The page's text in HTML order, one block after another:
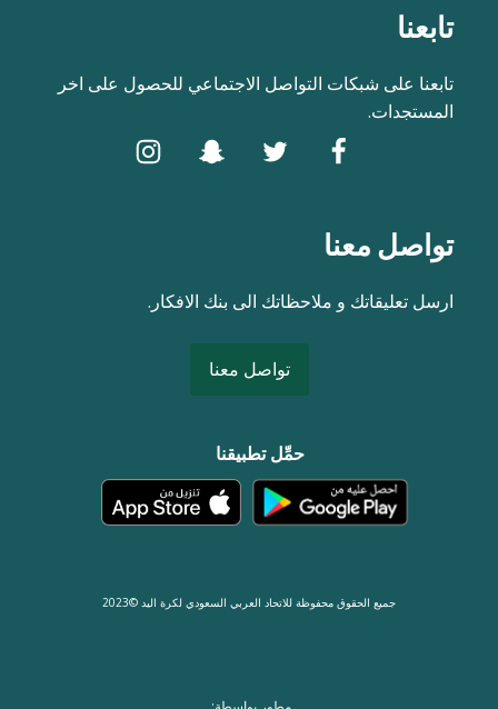
تابعنا
تابعنا على شبكات التواصل الاجتماعي للحصول على اخر
المستجدات.
تواصل معنا
ارسل تعليقاتك و ملاحظاتك الى بنك الافكار.
تواصل معنا
حمِّل تطبيقنا
جميع الحقوق محفوظة للاتحاد العربي السعودي لكرة اليد ©2023